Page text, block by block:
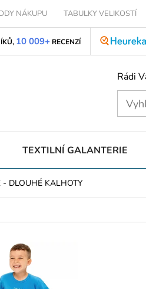
NÁKUPU TABULKY VELIKOSTÍ
10 009+ RECENZÍ
Rádi
TEXTILNÍ GALANTERIE
- DLOUHÉ KALHOTY